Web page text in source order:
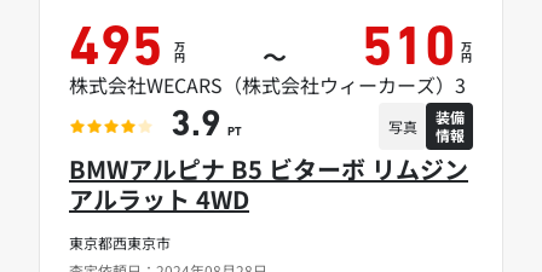
東京都西東京市
BMWアルピナ B5 ビターボ リムジン
アルラット 4WD
495 万
円 ～ 510 万
円
株式会社WECARS（株式会社ウィーカーズ）3
3.9 PT 写真
装備
情報